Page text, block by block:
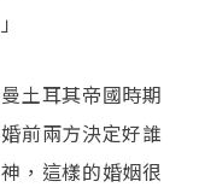
土耳其帝國時期
前兩方決定好誰
，這樣的婚姻很